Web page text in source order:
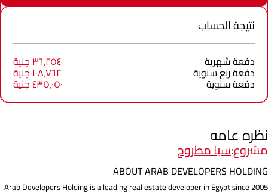
نتيجة الحساب
دفعة شهرية ٣٦٬٢٥٤ جنية
دفعة ربع سنوية ١٠٨٬٧٦٢ جنية
دفعة سنوية ٤٣٥٬٠٥٠ جنية
نظره عامه
مشروع:سيا مطروح
ABOUT ARAB DEVELOPERS HOLDING
Arab Developers Holding is a leading real estate developer in Egypt since 2005